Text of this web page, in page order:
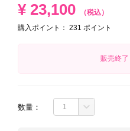
¥ 23,100
（税込）
購入ポイント： 231 ポイント
販売終了
数量：